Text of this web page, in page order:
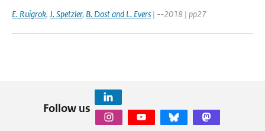
E. Ruigrok, J. Spetzler, B. Dost and L. Evers | --2018 | pp27
Follow us